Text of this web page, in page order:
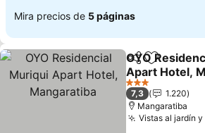
Mira precios de 5 páginas
Compartir
Agregar
OYO
Apart Hotel,
Ver precios
3 Estrellas
7,3
1.220
Mangaratiba
Vistas al jardín